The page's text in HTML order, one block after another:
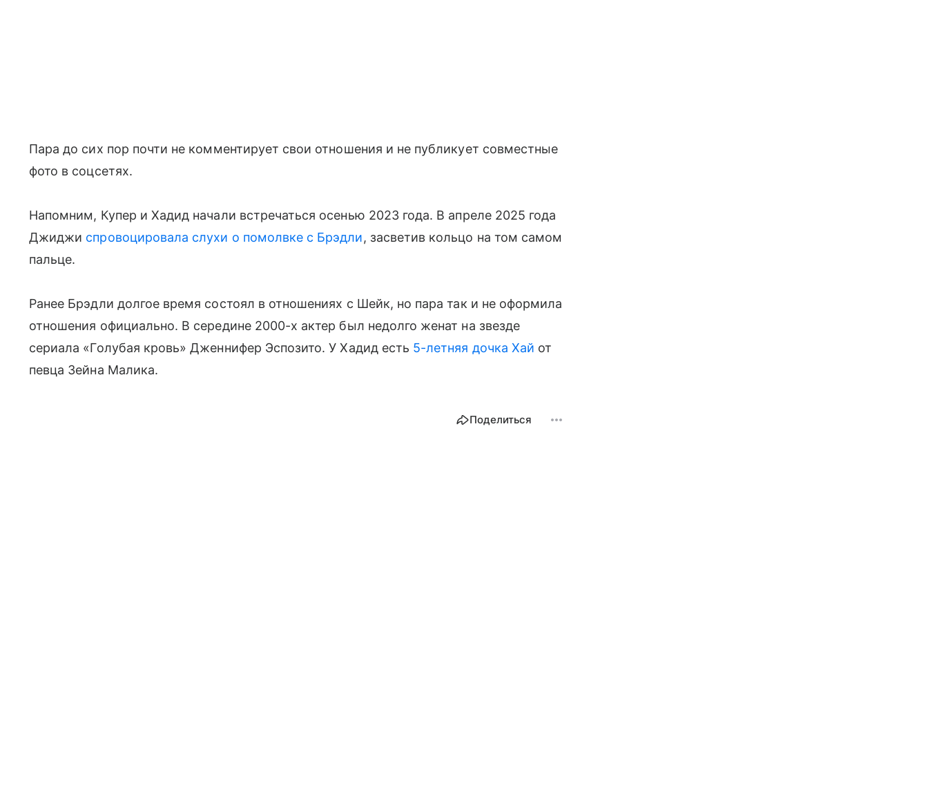
Пара до сих пор почти не комментирует свои отношения и не публикует совместные
фото в соцсетях.
Напомним, Купер и Хадид начали встречаться осенью 2023 года. В апреле 2025 года
Джиджи спровоцировала слухи о помолвке с Брэдли, засветив кольцо на том самом
пальце.
Ранее Брэдли долгое время состоял в отношениях с Шейк, но пара так и не оформила
отношения официально. В середине 2000-х актер был недолго женат на звезде
сериала «Голубая кровь» Дженнифер Эспозито. У Хадид есть 5-летняя дочка Хай от
певца Зейна Малика.
Поделиться